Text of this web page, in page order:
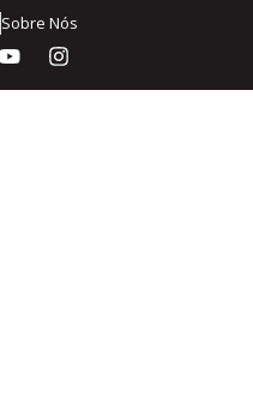
Sobre Nós